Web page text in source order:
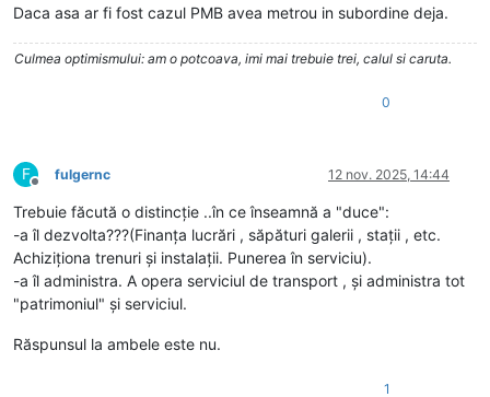
Daca asa ar fi fost cazul PMB avea metrou in subordine deja.
Culmea optimismului: am o potcoava, imi mai trebuie trei, calul si caruta.
0
F
Deconectat
fulgernc 12 nov. 2025, 14:44
Trebuie făcută o distincție ..în ce înseamnă a "duce":
-a îl dezvolta???(Finanța lucrări , săpături galerii , stații , etc.
Achiziționa trenuri și instalații. Punerea în serviciu).
-a îl administra. A opera serviciul de transport , și administra tot
"patrimoniul" și serviciul.
Răspunsul la ambele este nu.
1